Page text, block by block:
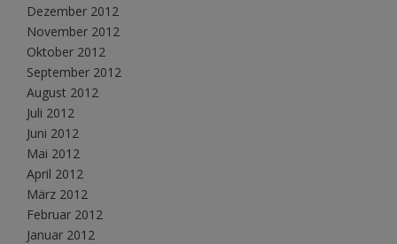
Dezember 2012
November 2012
Oktober 2012
September 2012
August 2012
Juli 2012
Juni 2012
Mai 2012
April 2012
März 2012
Februar 2012
Januar 2012